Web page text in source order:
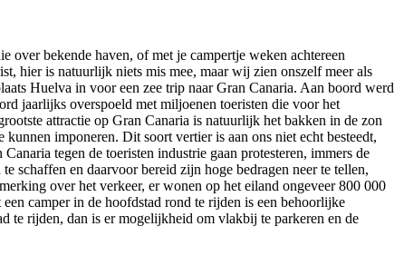
over bekende haven, of met je campertje weken achtereen
hier is natuurlijk niets mis mee, maar wij zien onszelf meer als
Huelva in voor een zee trip naar Gran Canaria. Aan boord werd
jaarlijks overspoeld met miljoenen toeristen die voor het
attractie op Gran Canaria is natuurlijk het bakken in de zon
imponeren. Dit soort vertier is aan ons niet echt besteedt,
tegen de toeristen industrie gaan protesteren, immers de
schaffen en daarvoor bereid zijn hoge bedragen neer te tellen,
over het verkeer, er wonen op het eiland ongeveer 800 000
camper in de hoofdstad rond te rijden is een behoorlijke
te rijden, dan is er mogelijkheid om vlakbij te parkeren en de